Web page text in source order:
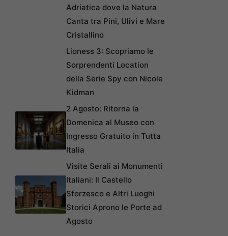
Adriatica dove la Natura
Canta tra Pini, Ulivi e Mare
Cristallino
Lioness 3: Scopriamo le
Sorprendenti Location
della Serie Spy con Nicole
Kidman
2 Agosto: Ritorna la
Domenica al Museo con
Ingresso Gratuito in Tutta
Italia
Visite Serali ai Monumenti
Italiani: Il Castello
Sforzesco e Altri Luoghi
Storici Aprono le Porte ad
Agosto